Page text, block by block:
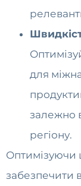
для
залежно
регіону.
Оптимізуючи
забезпечити